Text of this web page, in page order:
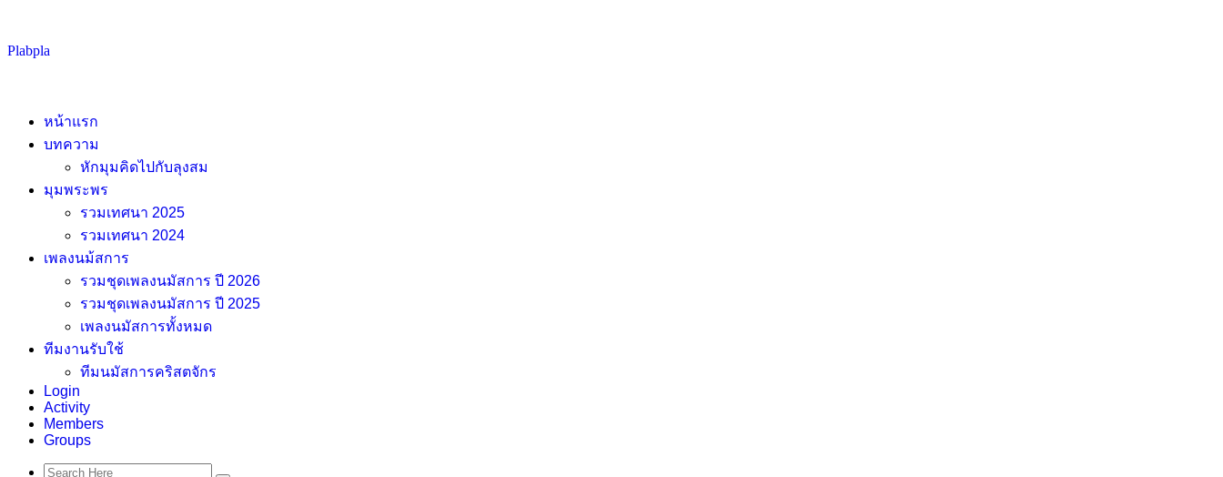
Skip
Plabpla
หน้าแรก
บทความ
หักมุมคิดไปกับลุงสม
มุมพระพร
รวมเทศนา 2025
รวมเทศนา 2024
เพลงนม้สการ
รวมชุดเพลงนมัสการ ปี 2026
รวมชุดเพลงนมัสการ ปี 2025
เพลงนมัสการทั้งหมด
ทีมงานรับใช้
ทีมนมัสการคริสตจักร
Login
Activity
Members
Groups